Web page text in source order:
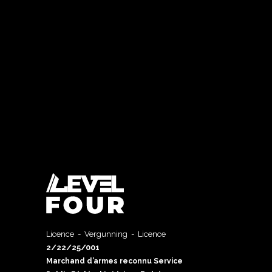
Licence - Vergunning - Licence
2/22/25/001
Marchand d’armes reconnu Service